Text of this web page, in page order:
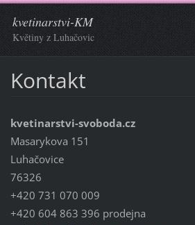
kvetinarstvi-KM
Květiny z Luhačovic
Kontakt
kvetinarstvi-svoboda.cz
Masarykova 151
Luhačovice
76326
+420 731 070 009
+420 604 863 396 prodejna